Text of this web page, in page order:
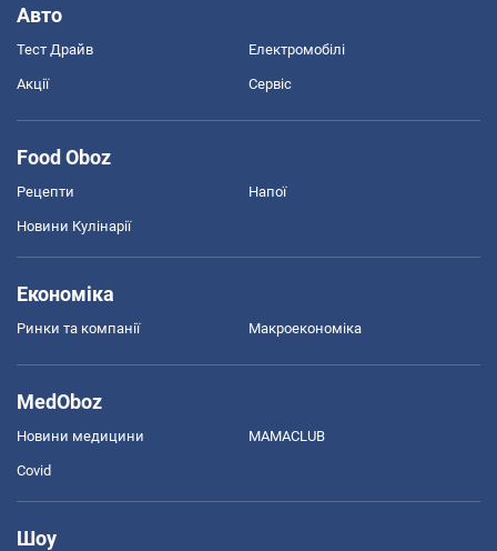
Авто
Тест Драйв Електромобілі
Акції Сервіс
Food Oboz
Рецепти Напої
Новини Кулінарії
Економіка
Ринки та компанії Макроекономіка
MedOboz
Новини медицини MAMACLUB
Covid
Шоу